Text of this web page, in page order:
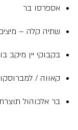
אספרסו בר
שתיה קלה –
בקבוקי יין מיקב
קאווה / למברוסקו
בר אלכוהול